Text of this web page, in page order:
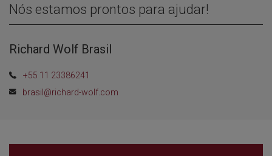
Nós estamos prontos para ajudar!
Richard Wolf Brasil
+55 11 23386241
brasil@richard-wolf.com